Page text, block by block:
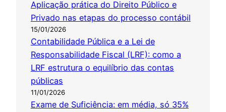
Aplicação prática do Direito Público e
Privado nas etapas do processo contábil
15/01/2026
Contabilidade Pública e a Lei de
Responsabilidade Fiscal (LRF): como a
LRF estrutura o equilíbrio das contas
públicas
11/01/2026
Exame de Suficiência: em média, só 35%